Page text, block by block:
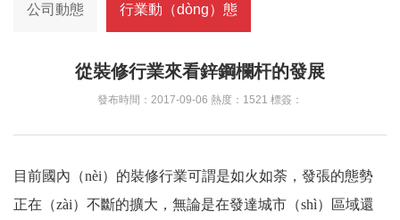
公司動態 行業動（dòng）態
從裝修行業來看鋅鋼欄杆的發展
發布時間：2017-09-06 熱度：1521 標簽：
目前國內（nèi）的裝修行業可謂是如火如荼，發張的態勢
正在（zài）不斷的擴大，無論是在發達城市（shì）區域還